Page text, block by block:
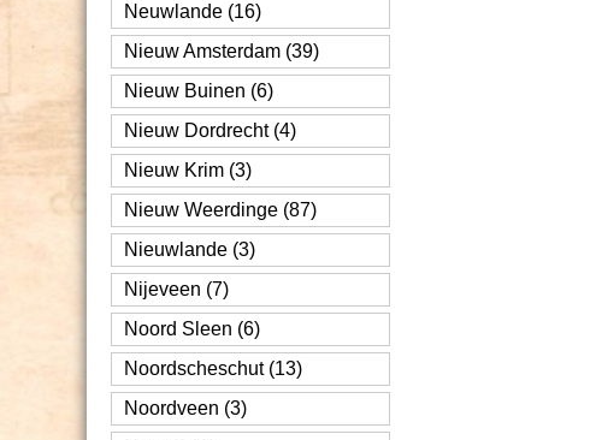
Neuwlande (16)
Nieuw Amsterdam (39)
Nieuw Buinen (6)
Nieuw Dordrecht (4)
Nieuw Krim (3)
Nieuw Weerdinge (87)
Nieuwlande (3)
Nijeveen (7)
Noord Sleen (6)
Noordscheschut (13)
Noordveen (3)